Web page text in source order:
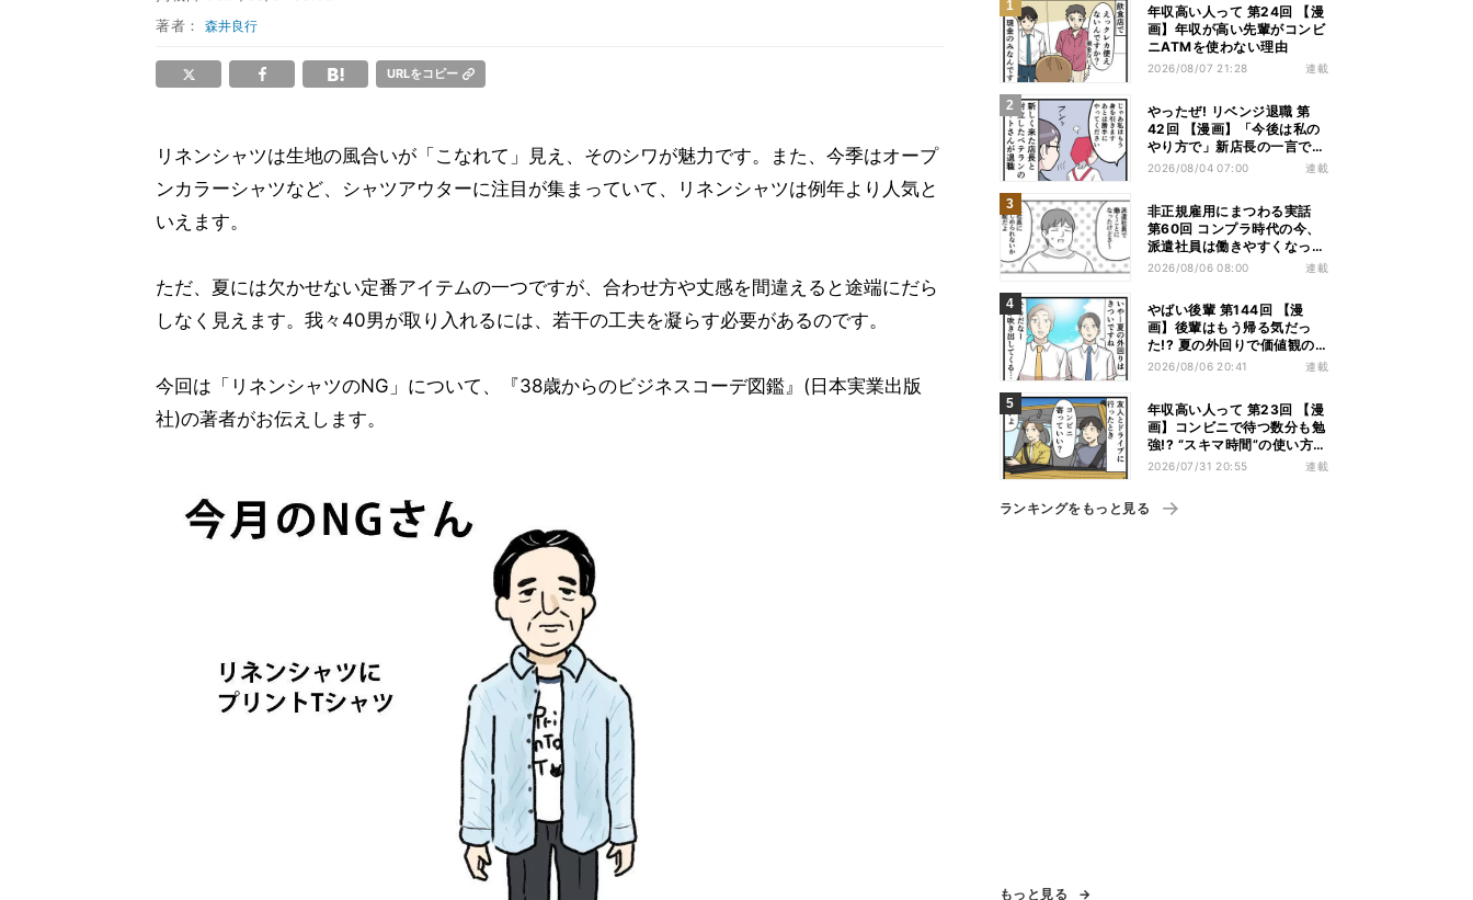
著者：森井良行
URLをコピー
リネンシャツは生地の風合いが「こなれて」見え、そのシワが魅力です。また、今季はオープ
ンカラーシャツなど、シャツアウターに注目が集まっていて、リネンシャツは例年より人気と
いえます。
ただ、夏には欠かせない定番アイテムの一つですが、合わせ方や丈感を間違えると途端にだら
しなく見えます。我々40男が取り入れるには、若干の工夫を凝らす必要があるのです。
今回は「リネンシャツのNG」について、『38歳からのビジネスコーデ図鑑』(日本実業出版
社)の著者がお伝えします。
年収高い人って 第24回 【漫
画】年収が高い先輩がコンビ
ニATMを使わない理由
2026/08/07 21:28 連載
やったぜ! リベンジ退職 第
42回 【漫画】「今後は私の
やり方で」新店長の一言でベ
テラン退職→崩壊した現場
2026/08/04 07:00 連載
非正規雇用にまつわる実話
第60回 コンプラ時代の今、
派遣社員は働きやすくなっ
た?
2026/08/06 08:00 連載
やばい後輩 第144回 【漫
画】後輩はもう帰る気だっ
た!? 夏の外回りで価値観の
違いを実感
2026/08/06 20:41 連載
年収高い人って 第23回 【漫
画】コンビニで待つ数分も勉
強!? “スキマ時間”の使い方に
驚いた
2026/07/31 20:55 連載
ランキングをもっと見る
もっと見る